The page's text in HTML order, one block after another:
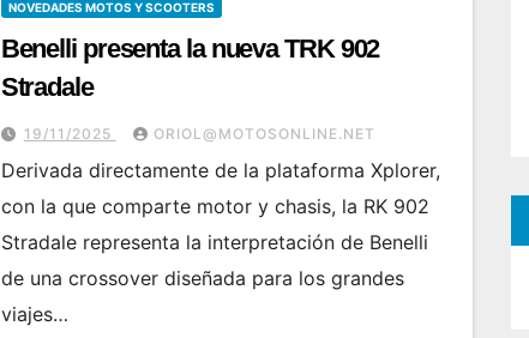
NOVEDADES MOTOS Y SCOOTERS
Benelli presenta la nueva TRK 902
Stradale
19/11/2025 ORIOL@MOTOSONLINE.NET
Derivada directamente de la plataforma Xplorer,
con la que comparte motor y chasis, la RK 902
Stradale representa la interpretación de Benelli
de una crossover diseñada para los grandes
viajes…